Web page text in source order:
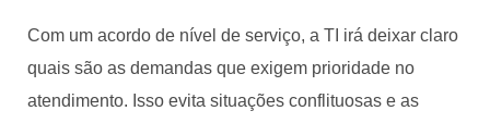
Com um acordo de nível de serviço, a TI irá deixar claro
quais são as demandas que exigem prioridade no
atendimento. Isso evita situações conflituosas e as